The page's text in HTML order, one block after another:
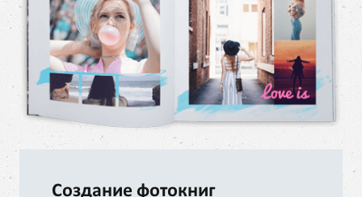
Создание фотокниг